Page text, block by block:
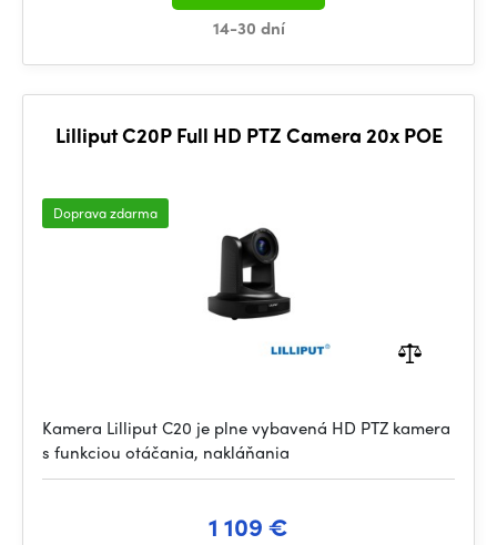
14-30 dní
Lilliput C20P Full HD PTZ Camera 20x POE
Doprava zdarma
Kamera Lilliput C20 je plne vybavená HD PTZ kamera
s funkciou otáčania, nakláňania
1 109 €